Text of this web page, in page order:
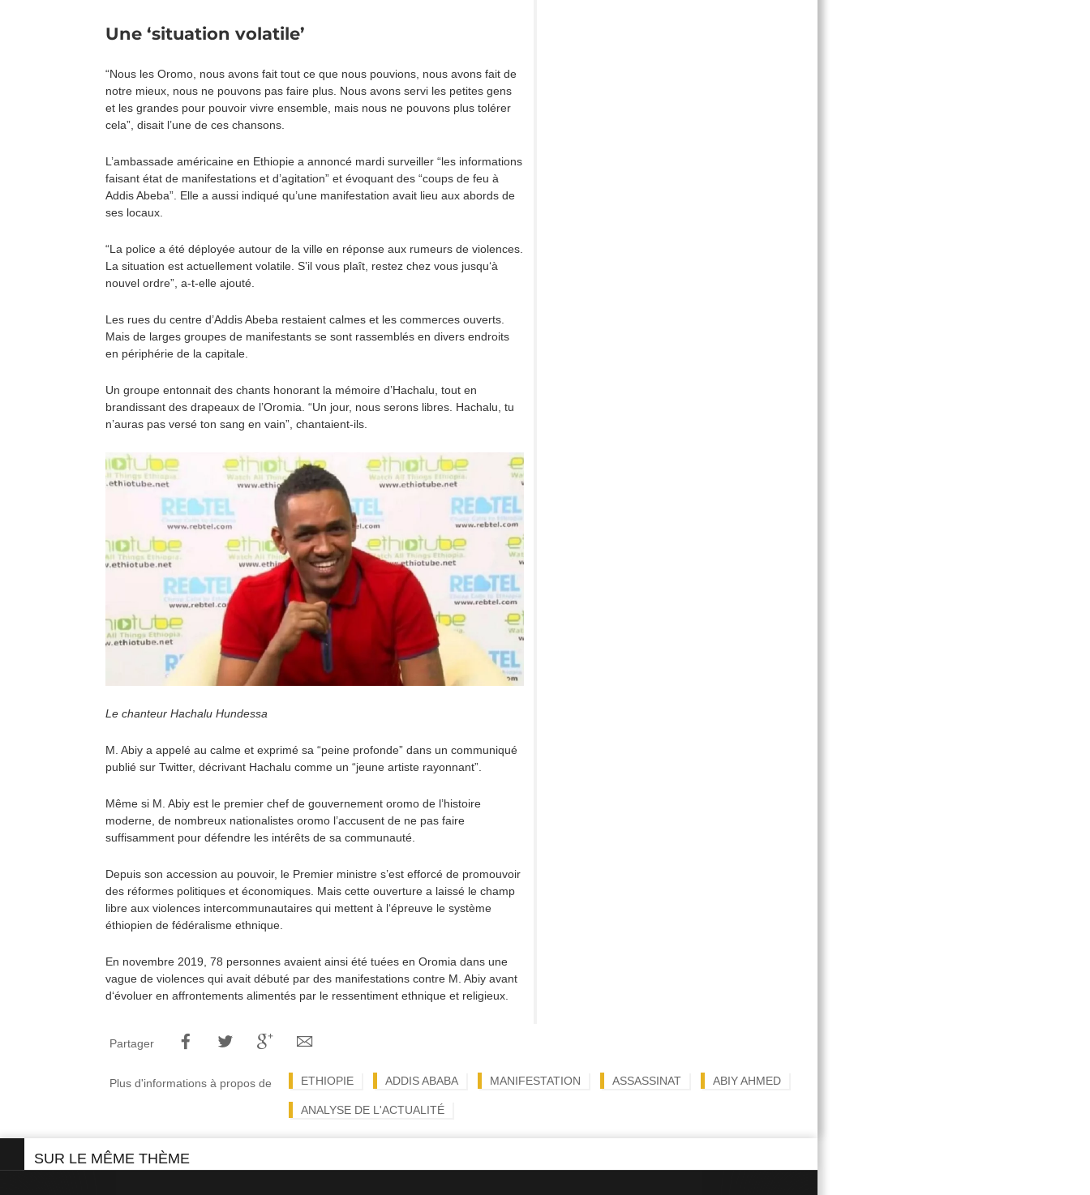
Une ‘situation volatile’
“Nous les Oromo, nous avons fait tout ce que nous pouvions, nous avons fait de
notre mieux, nous ne pouvons pas faire plus. Nous avons servi les petites gens
et les grandes pour pouvoir vivre ensemble, mais nous ne pouvons plus tolérer
cela”, disait l’une de ces chansons.
L’ambassade américaine en Ethiopie a annoncé mardi surveiller “les informations
faisant état de manifestations et d’agitation” et évoquant des “coups de feu à
Addis Abeba”. Elle a aussi indiqué qu’une manifestation avait lieu aux abords de
ses locaux.
“La police a été déployée autour de la ville en réponse aux rumeurs de violences.
La situation est actuellement volatile. S’il vous plaît, restez chez vous jusqu‘à
nouvel ordre”, a-t-elle ajouté.
Les rues du centre d’Addis Abeba restaient calmes et les commerces ouverts.
Mais de larges groupes de manifestants se sont rassemblés en divers endroits
en périphérie de la capitale.
Un groupe entonnait des chants honorant la mémoire d’Hachalu, tout en
brandissant des drapeaux de l’Oromia. “Un jour, nous serons libres. Hachalu, tu
n’auras pas versé ton sang en vain”, chantaient-ils.
Le chanteur Hachalu Hundessa
M. Abiy a appelé au calme et exprimé sa “peine profonde” dans un communiqué
publié sur Twitter, décrivant Hachalu comme un “jeune artiste rayonnant”.
Même si M. Abiy est le premier chef de gouvernement oromo de l’histoire
moderne, de nombreux nationalistes oromo l’accusent de ne pas faire
suffisamment pour défendre les intérêts de sa communauté.
Depuis son accession au pouvoir, le Premier ministre s’est efforcé de promouvoir
des réformes politiques et économiques. Mais cette ouverture a laissé le champ
libre aux violences intercommunautaires qui mettent à l‘épreuve le système
éthiopien de fédéralisme ethnique.
En novembre 2019, 78 personnes avaient ainsi été tuées en Oromia dans une
vague de violences qui avait débuté par des manifestations contre M. Abiy avant
d‘évoluer en affrontements alimentés par le ressentiment ethnique et religieux.
Partager
Plus d'informations à propos de ETHIOPIE ADDIS ABABA MANIFESTATION ASSASSINAT ABIY AHMED
ANALYSE DE L'ACTUALITÉ
SUR LE MÊME THÈME